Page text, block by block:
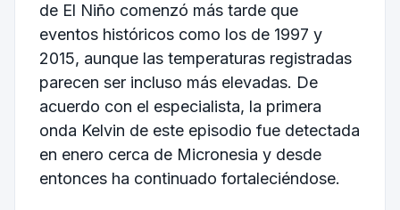
de El Niño comenzó más tarde que
eventos históricos como los de 1997 y
2015, aunque las temperaturas registradas
parecen ser incluso más elevadas. De
acuerdo con el especialista, la primera
onda Kelvin de este episodio fue detectada
en enero cerca de Micronesia y desde
entonces ha continuado fortaleciéndose.